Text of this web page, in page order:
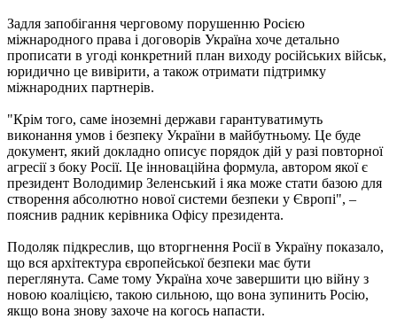
Задля запобігання черговому порушенню Росією
міжнародного права і договорів Україна хоче детально
прописати в угоді конкретний план виходу російських військ,
юридично це вивірити, а також отримати підтримку
міжнародних партнерів.
"Крім того, саме іноземні держави гарантуватимуть
виконання умов і безпеку України в майбутньому. Це буде
документ, який докладно описує порядок дій у разі повторної
агресії з боку Росії. Це інноваційна формула, автором якої є
президент Володимир Зеленський і яка може стати базою для
створення абсолютно нової системи безпеки у Європі", –
пояснив радник керівника Офісу президента.
Подоляк підкреслив, що вторгнення Росії в Україну показало,
що вся архітектура європейської безпеки має бути
переглянута. Саме тому Україна хоче завершити цю війну з
новою коаліцією, такою сильною, що вона зупинить Росію,
якщо вона знову захоче на когось напасти.